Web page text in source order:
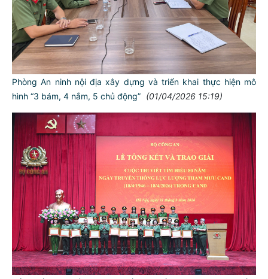
Phòng An ninh nội địa xây dựng và triển khai thực hiện mô
hình “3 bám, 4 nắm, 5 chủ động” (01/04/2026 15:19)
TƯ CÁCH
NGƯỜI CÔNG AN CÁCH MỆNH LÀ:
Đối với tự mình, phải
CẦN, KIỆM, LIÊM, CHÍNH
Đối với đồng sự, phải
THÂN ÁI GIÚP ĐỠ